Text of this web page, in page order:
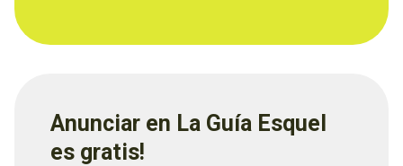
Anunciar en La Guía Esquel
es gratis!